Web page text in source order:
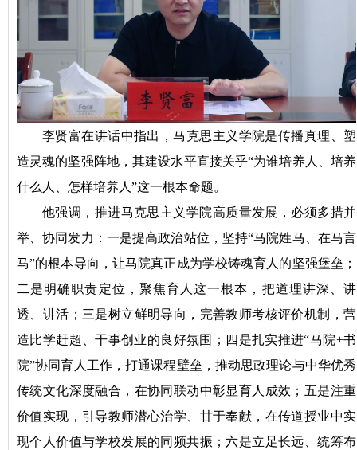
李贤富在讲话中指出，马克思主义学院是传播真理、塑
造灵魂的坚强阵地，其建设水平直接关乎“为谁培养人、培养
什么人、怎样培养人”这一根本命题。
他强调，推进马克思主义学院高质量发展，必须多措并
举、协同发力：一是提高政治站位，坚持“马院姓马、在马言
马”的根本导向，让马院真正成为学校铸魂育人的坚强堡垒；
二是明确职责定位，聚焦育人这一根本，把道理讲深、讲
透、讲活；三是树立鲜明导向，完善教师考核评价机制，营
造比学赶超、干事创业的良好氛围；四是扎实推进“马院+书
院”协同育人工作，打通课程壁垒，推动思政理论与中华优秀
传统文化深度融合，在协同联动中彰显育人成效；五是注重
价值实现，引导教师潜心治学、甘于奉献，在传道授业中实
现个人价值与学校发展的同频共振；六是立足长远、统筹布